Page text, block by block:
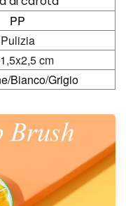
PP
Pulizia
cm
Bianco/Grigio